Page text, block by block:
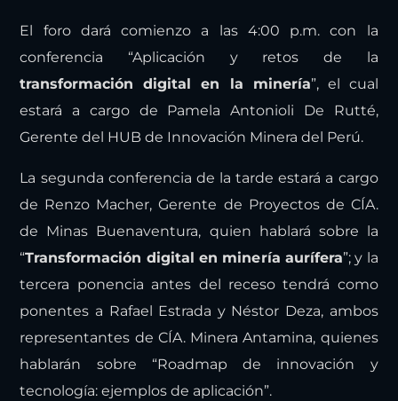
la Sala Cobre del ExpoMina, el 28 de abril.
El foro dará comienzo a las 4:00 p.m. con la
conferencia “Aplicación y retos de la
transformación digital en la minería”, el cual
Gerente del HUB de Innovación Minera del Perú.
La segunda conferencia de la tarde estará a cargo
de Renzo Macher, Gerente de Proyectos de CÍA.
de Minas Buenaventura, quien hablará sobre la
“Transformación digital en minería aurífera”; y la
tercera ponencia antes del receso tendrá como
ponentes a Rafael Estrada y Néstor Deza, ambos
representantes de CÍA. Minera Antamina, quienes